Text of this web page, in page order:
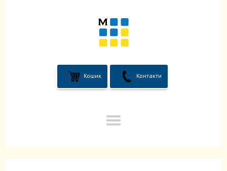
Кошик Контакти